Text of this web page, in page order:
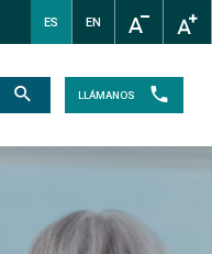
ES EN
LLÁMANOS